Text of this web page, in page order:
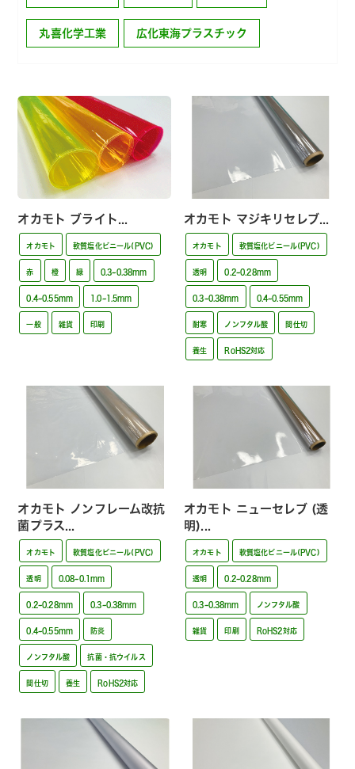
丸喜化学工業 広化東海プラスチック
オカモト ブライト...
オカモト 軟質塩化ビニール(PVC)
赤 橙 緑 0.3~0.38mm
0.4~0.55mm 1.0~1.5mm
一般 雑貨 印刷
オカモト マジキリセレブ...
オカモト 軟質塩化ビニール(PVC)
透明 0.2~0.28mm
0.3~0.38mm 0.4~0.55mm
耐寒 ノンフタル酸 間仕切
養生 RoHS2対応
オカモト ノンフレーム改抗
菌プラス...
オカモト 軟質塩化ビニール(PVC)
透明 0.08~0.1mm
0.2~0.28mm 0.3~0.38mm
0.4~0.55mm 防炎
ノンフタル酸 抗菌・抗ウイルス
間仕切 養生 RoHS2対応
オカモト ニューセレブ (透
明)...
オカモト 軟質塩化ビニール(PVC)
透明 0.2~0.28mm
0.3~0.38mm ノンフタル酸
雑貨 印刷 RoHS2対応